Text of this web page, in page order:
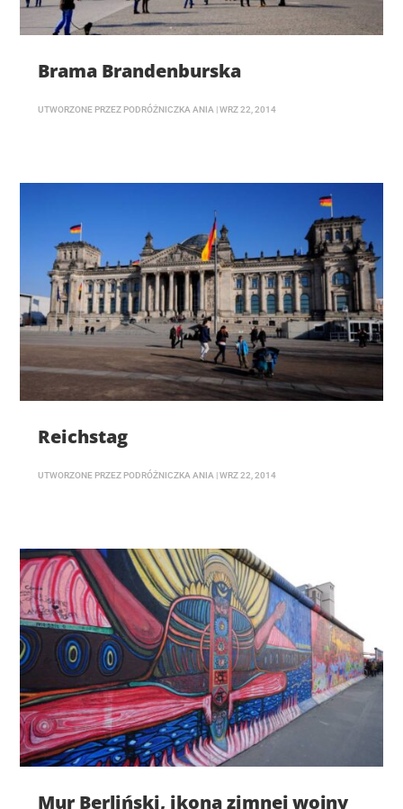
Brama Brandenburska
UTWORZONE PRZEZ PODRÓŻNICZKA ANIA |WRZ 22, 2014
Reichstag
UTWORZONE PRZEZ PODRÓŻNICZKA ANIA |WRZ 22, 2014
Mur Berliński, ikona zimnej wojny